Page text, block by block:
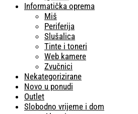
Informatička oprema
Miš
Periferija
Slušalica
Tinte i toneri
Web kamere
Zvučnici
Nekategorizirane
Novo u ponudi
Outlet
Slobodno vrijeme i dom